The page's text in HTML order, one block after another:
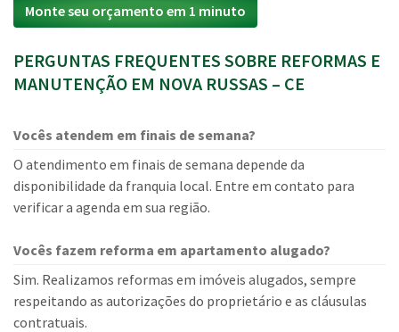
Monte seu orçamento em 1 minuto
PERGUNTAS FREQUENTES SOBRE REFORMAS E
MANUTENÇÃO EM NOVA RUSSAS – CE
Vocês atendem em finais de semana?
O atendimento em finais de semana depende da
disponibilidade da franquia local. Entre em contato para
verificar a agenda em sua região.
Vocês fazem reforma em apartamento alugado?
Sim. Realizamos reformas em imóveis alugados, sempre
respeitando as autorizações do proprietário e as cláusulas
contratuais.